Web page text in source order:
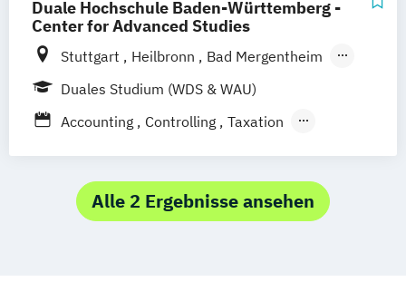
Hotelmanagement
Kommunikation & Medienmanagement
Kommunikationsmanagement
Management im Gesundheitswesen
Prävention & Gesundheitsförderung
Duale Hochschule Baden-Württemberg -
Center for Advanced Studies
Stuttgart Heilbronn
Bad Mergentheim
Friedrichshafen
Heidenheim
Ravensburg Villingen-Schwenningen
Horb am Neckar
Duales Studium (WDS & WAU)
Accounting
Controlling
Taxation
Advanced Practice in Healthcare – Health
Professional Education
Alle 2 Ergebnisse ansehen